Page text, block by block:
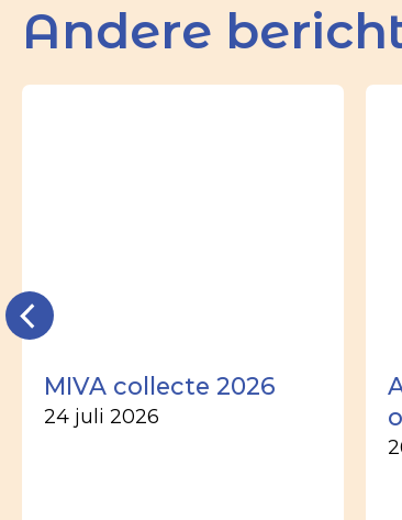
Andere
MIVA collecte 2026
24 juli 2026